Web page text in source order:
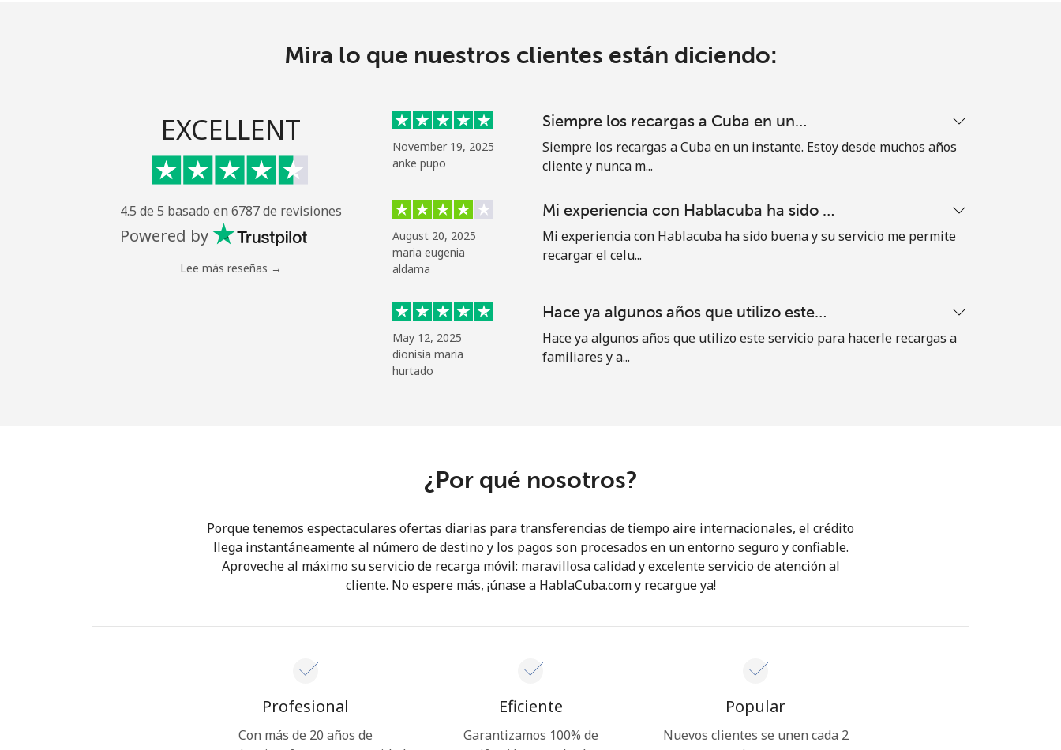
Mínimo 8 caracteres
Una letra mayúscula y una minúscula
Un número
ofertas.
Al abrir una cuenta en este sitio web, estoy de
¡Hola!
Mira lo que nuestros clientes están diciendo:
EXCELLENT
4.5 de 5 basado en 6787 de revisiones
Powered by
Lee más reseñas →
November 19, 2025
anke pupo
Siempre los recargas a Cuba en un…
Siempre los recargas a Cuba en un instante. Estoy desde muchos años
cliente y nunca m...
August 20, 2025
maria eugenia
aldama
Mi experiencia con Hablacuba ha sido …
Mi experiencia con Hablacuba ha sido buena y su servicio me permite
recargar el celu...
May 12, 2025
dionisia maria
hurtado
Hace ya algunos años que utilizo este…
Hace ya algunos años que utilizo este servicio para hacerle recargas a
familiares y a...
¿Por qué nosotros?
Porque tenemos espectaculares ofertas diarias para transferencias de tiempo aire internacionales, el crédito
llega instantáneamente al número de destino y los pagos son procesados en un entorno seguro y confiable.
Aproveche al máximo su servicio de recarga móvil: maravillosa calidad y excelente servicio de atención al
cliente. No espere más, ¡únase a HablaCuba.com y recargue ya!
Profesional
Con más de 20 años de
Eficiente
Garantizamos 100% de
Popular
Nuevos clientes se unen cada 2